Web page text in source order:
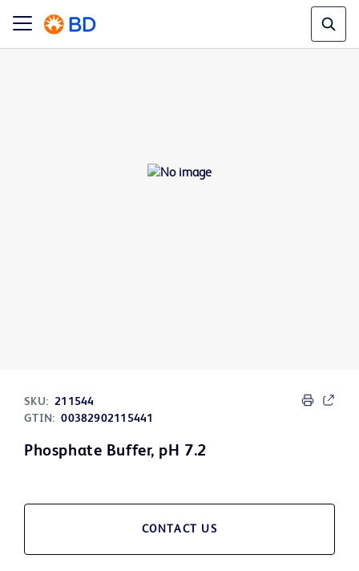
SKU: 211544
GTIN: 00382902115441
Phosphate Buffer, pH 7.2
CONTACT US